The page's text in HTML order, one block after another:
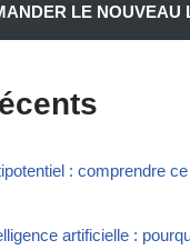
LE NOUVEAU
: comprendre
artificielle :